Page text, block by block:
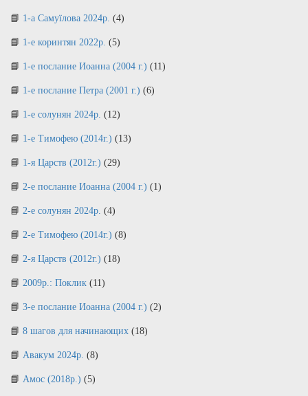
1-а Самуїлова 2024р. (4)
1-е коринтян 2022р. (5)
1-е послание Иоанна (2004 г.) (11)
1-е послание Петра (2001 г.) (6)
1-е солунян 2024р. (12)
1-е Тимофею (2014г.) (13)
1-я Царств (2012г.) (29)
2-е послание Иоанна (2004 г.) (1)
2-е солунян 2024р. (4)
2-е Тимофею (2014г.) (8)
2-я Царств (2012г.) (18)
2009р.: Поклик (11)
3-е послание Иоанна (2004 г.) (2)
8 шагов для начинающих (18)
Авакум 2024р. (8)
Амос (2018р.) (5)